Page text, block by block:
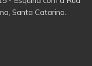
Santa Catarina.